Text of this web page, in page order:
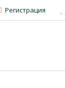
Регистрация